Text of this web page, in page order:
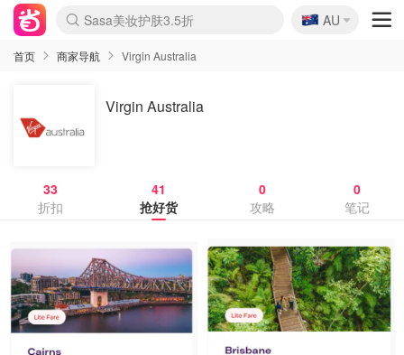
lululemon折扣上新
Sasa美妆护肤3.5折
SSENSE年中3折
FreshBeauty好价汇总
Cettire降价+叠9折
WWS Coles超市实拍
viagogo二手票捡漏
Myer超级周末1折
The Outnet奢牌1折起
David Jones 3折起
Flannels大牌1折
Perfumes Club护肤1折
AMIRO返校季6.2折
Amazon折扣汇总
eToro入金$200送$50
Amazon数码好物
ICONIC本周7.5折
ThedoubleF高奢地板价
Moose Knuckles 6折
丝芙兰5折起
EUFY官网3.7折起
Selenichast首饰2折
Trip机票酒店促销
YSL送5件彩妆礼
Amazon家居好物
Amazon美妆护肤
雅漾大喷$8
过敏原检测盒$33
伊索独家赠50ml沐浴露
科颜氏清仓3折
SEALIFE海洋馆门票6折
丝塔芙大白罐$16
订阅Newsletter送香薰
Cult Beauty 6.8折
Harrods圣诞日历2.3折
LN-CC奢牌私促3折
d'Alba空姐喷雾$16
EVE LOM套装逆天2折
Bernardelli独家4折
Adore Beauty 6折起
CT圣诞日历
Mytheresa奢品2.7折
Luxury Escapes 9折
Currentbody美容仪9折
MOON Garden Live
Roborock扫地机3.7折
Tingo Life水杯$24
Valentino官网5折
CR洗发护发6.3折
修丽可套装7.4折
Myer彩妆2件7折
GANNI官网4.5折
Stylevana韩妆4折
Tessabit高奢8.5折
OGX洗护4折
Amazon阿德莱德次日达
卡诗8.5折+赠礼
Philips Hue灯具8折
🇦🇺
AU
首页 商家导航 Virgin Australia
Virgin Australia
33
折扣
41
抢好货
0
攻略
0
笔记